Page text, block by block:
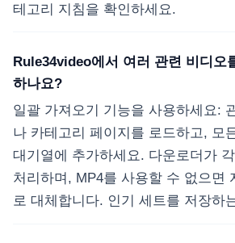
테고리 지침을 확인하세요.
Rule34video에서 여러 관련 비디오
하나요?
일괄 가져오기 기능을 사용하세요:
나 카테고리 페이지를 로드하고, 모
대기열에 추가하세요. 다운로더가
처리하며, MP4를 사용할 수 없으면
로 대체합니다. 인기 세트를 저장하